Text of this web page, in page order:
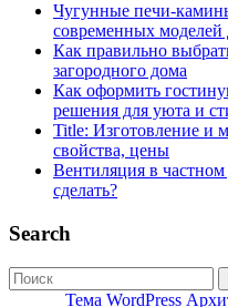
Чугунные печи-
современных моделей
Как правильно
загородного дома
Как оформить
решения для уюта и
Title: Изготовление и
свойства, цены
Вентиляция в
сделать?
Search
Тема WordPress